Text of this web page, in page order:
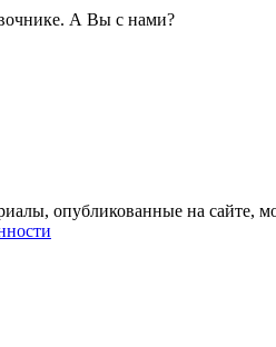
А Вы с нами?
опубликованные на сайте,